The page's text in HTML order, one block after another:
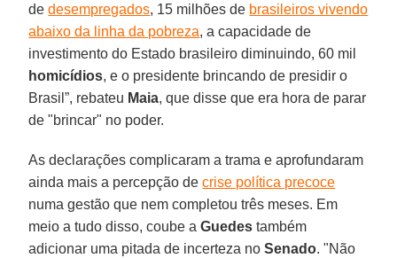
dedesempregados, 15 milhões de brasileiros vivendo
abaixo da linha da pobreza, a capacidade de
investimento do Estado brasileiro diminuindo, 60 mil
homicídios, e o presidente brincando de presidir o
Brasil”, rebateu Maia, que disse que era hora de parar
de "brincar" no poder.
As declarações complicaram a trama e aprofundaram
ainda mais a percepção decrise política precoce
numa gestão que nem completou três meses. Em
meio a tudo disso, coube aGuedes também
adicionar uma pitada de incerteza noSenado. "Não